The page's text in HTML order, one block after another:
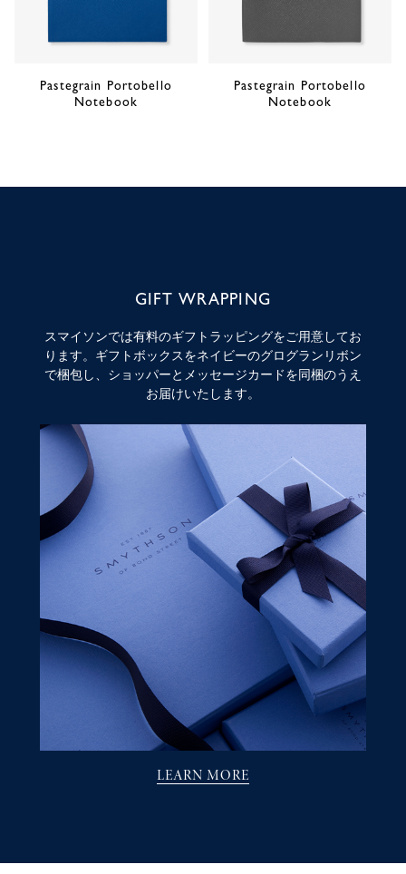
Pastegrain Portobello
Notebook
Pastegrain Portobello
Notebook
GIFT WRAPPING
スマイソンでは有料のギフトラッピングをご用意してお
ります。ギフトボックスをネイビーのグログランリボン
で梱包し、ショッパーとメッセージカードを同梱のうえ
お届けいたします。
LEARN MORE